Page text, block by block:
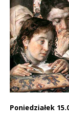
Poniedziałek